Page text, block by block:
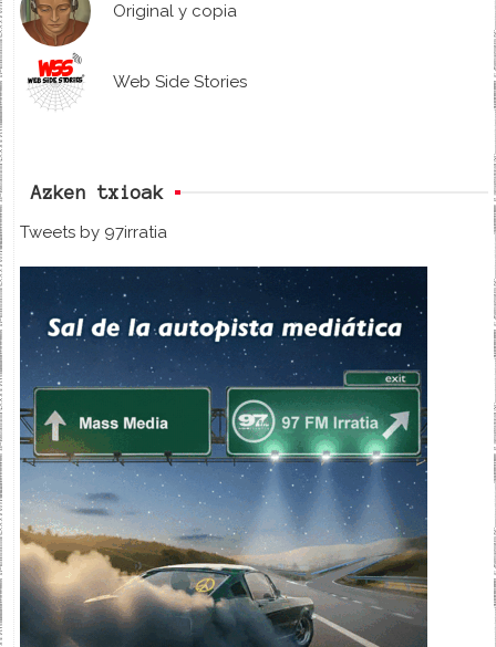
Original y copia
Web Side Stories
Azken txioak
Tweets by 97irratia